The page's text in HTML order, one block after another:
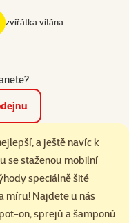
zvířátka vítána
a ještě navíc k
se staženou mobilní
speciálně šité
míru! Najdete u nás
on, sprejů a šamponů